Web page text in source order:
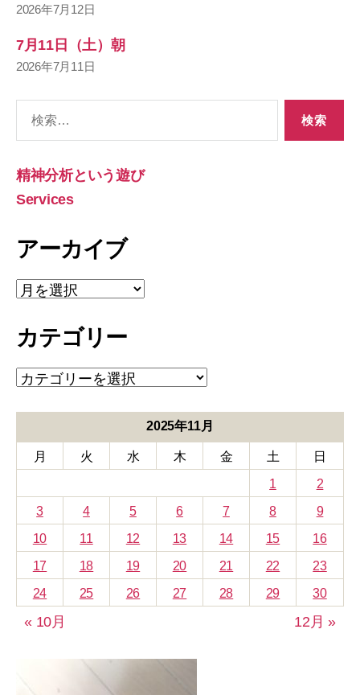
2026年7月12日
7月11日（土）朝
2026年7月11日
象:
精神分析という遊び
Services
アーカイブ
ア
イ
カテゴリー
カ
ゴ
ー
2025年11月
月 火 水 木 金 土
日
1
2
3
4 5 6 7 8
9
10
11 12 13 14 15
16
17
18 19 20 21 22
23
24
25 26 27 28 29 30
« 10月 12月 »